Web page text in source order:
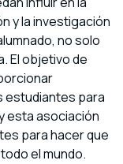
y la investigación
no solo
El objetivo de
estudiantes para
esta asociación
para hacer que
el mundo.